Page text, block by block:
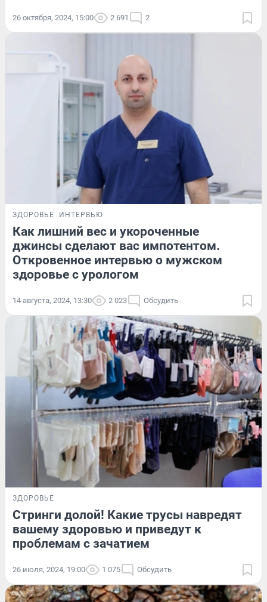
26 октября, 2024, 15:00 2 691 2
ЗДОРОВЬЕ ИНТЕРВЬЮ
Как лишний вес и укороченные
джинсы сделают вас импотентом.
Откровенное интервью о мужском
здоровье с урологом
14 августа, 2024, 13:30 2 023 Обсудить
ЗДОРОВЬЕ
Стринги долой! Какие трусы навредят
вашему здоровью и приведут к
проблемам с зачатием
26 июля, 2024, 19:00 1 075 Обсудить